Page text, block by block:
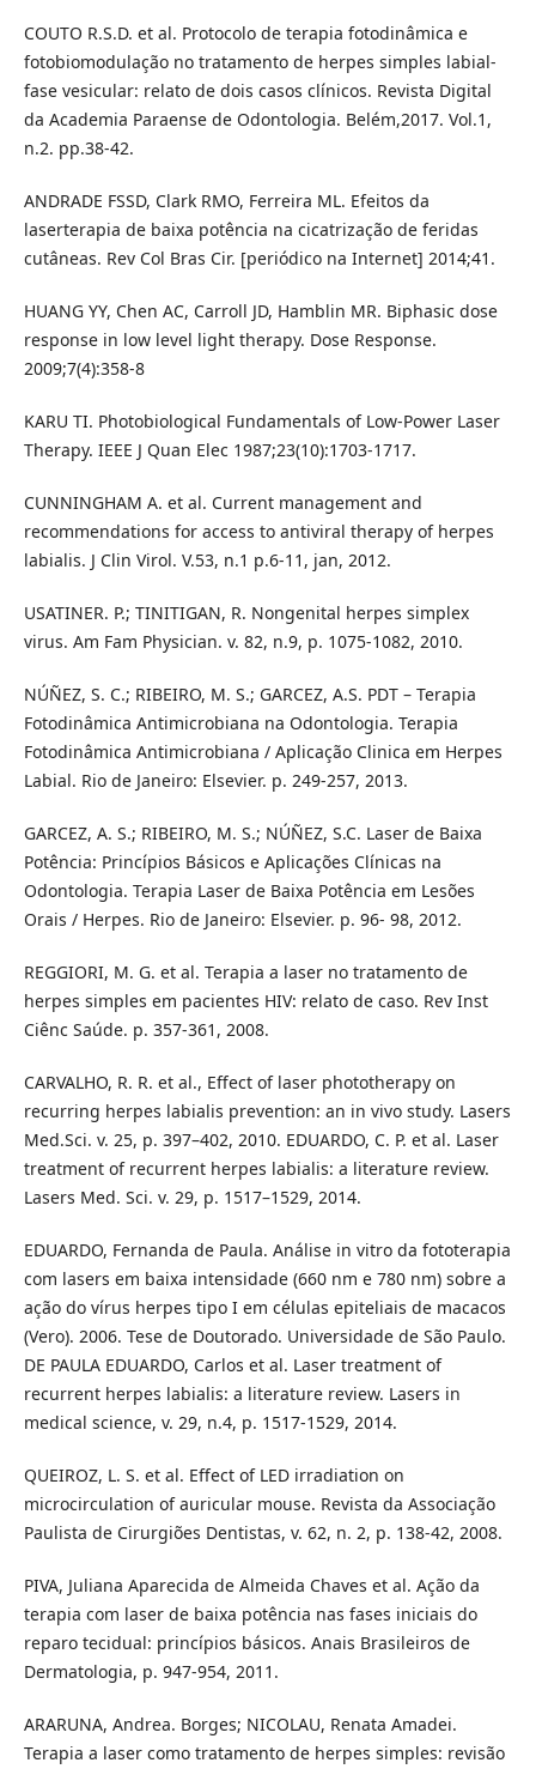
COUTO R.S.D. et al. Protocolo de terapia fotodinâmica e
fotobiomodulação no tratamento de herpes simples labial-
fase vesicular: relato de dois casos clínicos. Revista Digital
da Academia Paraense de Odontologia. Belém,2017. Vol.1,
n.2. pp.38-42.
ANDRADE FSSD, Clark RMO, Ferreira ML. Efeitos da
laserterapia de baixa potência na cicatrização de feridas
cutâneas. Rev Col Bras Cir. [periódico na Internet] 2014;41.
HUANG YY, Chen AC, Carroll JD, Hamblin MR. Biphasic dose
response in low level light therapy. Dose Response.
2009;7(4):358-8
KARU TI. Photobiological Fundamentals of Low-Power Laser
Therapy. IEEE J Quan Elec 1987;23(10):1703-1717.
CUNNINGHAM A. et al. Current management and
recommendations for access to antiviral therapy of herpes
labialis. J Clin Virol. V.53, n.1 p.6-11, jan, 2012.
USATINER. P.; TINITIGAN, R. Nongenital herpes simplex
virus. Am Fam Physician. v. 82, n.9, p. 1075-1082, 2010.
NÚÑEZ, S. C.; RIBEIRO, M. S.; GARCEZ, A.S. PDT – Terapia
Fotodinâmica Antimicrobiana na Odontologia. Terapia
Fotodinâmica Antimicrobiana / Aplicação Clinica em Herpes
Labial. Rio de Janeiro: Elsevier. p. 249-257, 2013.
GARCEZ, A. S.; RIBEIRO, M. S.; NÚÑEZ, S.C. Laser de Baixa
Potência: Princípios Básicos e Aplicações Clínicas na
Odontologia. Terapia Laser de Baixa Potência em Lesões
Orais / Herpes. Rio de Janeiro: Elsevier. p. 96- 98, 2012.
REGGIORI, M. G. et al. Terapia a laser no tratamento de
herpes simples em pacientes HIV: relato de caso. Rev Inst
Ciênc Saúde. p. 357-361, 2008.
CARVALHO, R. R. et al., Effect of laser phototherapy on
recurring herpes labialis prevention: an in vivo study. Lasers
Med.Sci. v. 25, p. 397–402, 2010. EDUARDO, C. P. et al. Laser
treatment of recurrent herpes labialis: a literature review.
Lasers Med. Sci. v. 29, p. 1517–1529, 2014.
EDUARDO, Fernanda de Paula. Análise in vitro da fototerapia
com lasers em baixa intensidade (660 nm e 780 nm) sobre a
ação do vírus herpes tipo I em células epiteliais de macacos
(Vero). 2006. Tese de Doutorado. Universidade de São Paulo.
DE PAULA EDUARDO, Carlos et al. Laser treatment of
recurrent herpes labialis: a literature review. Lasers in
medical science, v. 29, n.4, p. 1517-1529, 2014.
QUEIROZ, L. S. et al. Effect of LED irradiation on
microcirculation of auricular mouse. Revista da Associação
Paulista de Cirurgiões Dentistas, v. 62, n. 2, p. 138-42, 2008.
PIVA, Juliana Aparecida de Almeida Chaves et al. Ação da
terapia com laser de baixa potência nas fases iniciais do
reparo tecidual: princípios básicos. Anais Brasileiros de
Dermatologia, p. 947-954, 2011.
ARARUNA, Andrea. Borges; NICOLAU, Renata Amadei.
Terapia a laser como tratamento de herpes simples: revisão